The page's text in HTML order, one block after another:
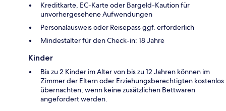
Kreditkarte, EC-Karte oder Bargeld-Kaution für
unvorhergesehene Aufwendungen
Personalausweis oder Reisepass ggf. erforderlich
Mindestalter für den Check-in: 18 Jahre
Kinder
Bis zu 2 Kinder im Alter von bis zu 12 Jahren können im
Zimmer der Eltern oder Erziehungsberechtigten kostenlos
übernachten, wenn keine zusätzlichen Bettwaren
angefordert werden.